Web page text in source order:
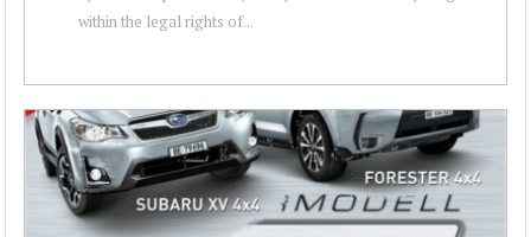
within the legal rights of...